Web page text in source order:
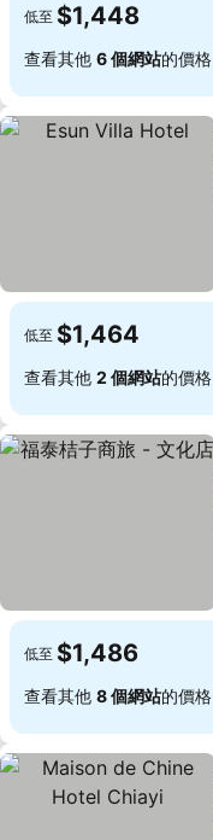
低至 $1,448
查看其他 6 個網站的價格
低至 $1,464
查看其他 2 個網站的價格
低至 $1,486
查看其他 8 個網站的價格